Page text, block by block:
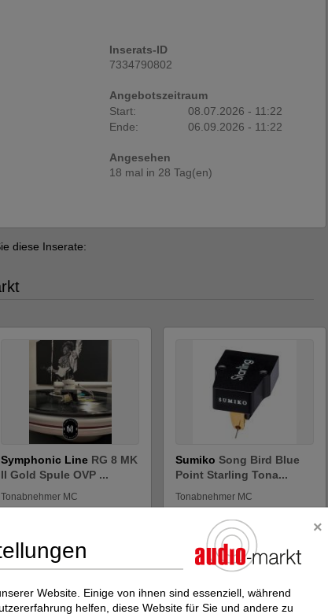
Inserats-ID
7334790802
Angebotszeitraum
Start:
08.07.2026 - 11:22
Ende:
06.09.2026 - 11:22
Angesehen
18 mal in 28 Tag(en)
diese Inserate:
Symphonic Line RG 8 MK
II Gold Spule OVP ...
Tonabnehmer MC
SumikoSong Bird Blue
Point Starling Tona...
Tonabnehmer MC
Website. Einige von ihnen sind essenziell, während
helfen, diese Website für Sie und andere zu